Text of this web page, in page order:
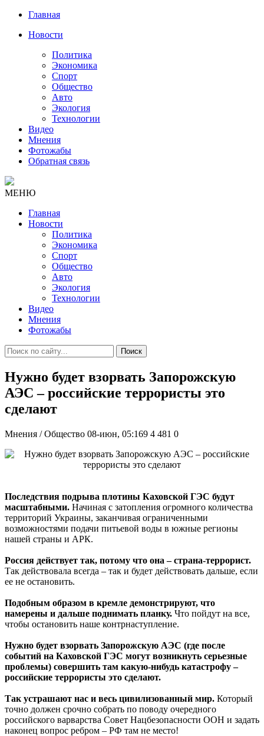
Главная
Новости
Политика
Экономика
Спорт
Общество
Авто
Экология
Технологии
Видео
Мнения
Фотожабы
Обратная связь
МЕНЮ
Главная
Новости
Политика
Экономика
Спорт
Общество
Авто
Экология
Технологии
Видео
Мнения
Фотожабы
Поиск
Нужно будет взорвать Запорожскую
АЭС – российские террористы это
сделают
Мнения / Общество 08-июн, 05:169 4 481 0
Последствия подрыва плотины Каховской ГЭС будут
масштабными. Начиная с затопления огромного количества
территорий Украины, заканчивая ограниченными
возможностями подачи питьевой воды в южные регионы
нашей страны и АРК.
Россия действует так, потому что она – страна-террорист.
Так действовала всегда – так и будет действовать дальше, если
ее не остановить.
Подобным образом в кремле демонстрируют, что
намерены и дальше поднимать планку. Что пойдут на все,
чтобы остановить наше контрнаступление.
Нужно будет взорвать Запорожскую АЭС (где после
событий на Каховской ГЭС могут возникнуть серьезные
проблемы) совершить там какую-нибудь катастрофу –
российские террористы это сделают.
Так устрашают нас и весь цивилизованный мир. Который
точно должен срочно собрать по поводу очередного
российского варварства Совет Нацбезопасности ООН и задать
наконец вопрос ребром – РФ там не место!